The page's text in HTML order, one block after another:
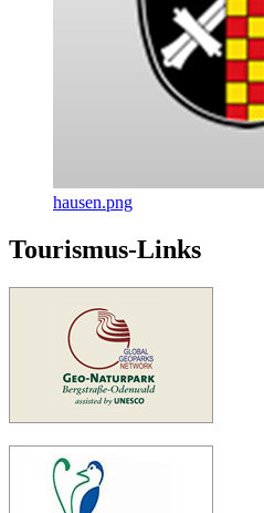
hausen.png
Tourismus-Links